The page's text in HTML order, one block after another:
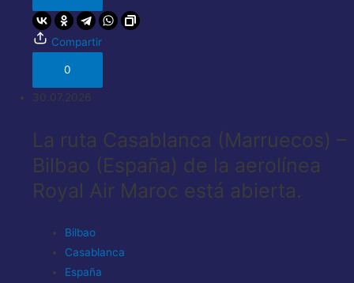
Compartir
0
30.07.2026
La ruta Casablanca (Marruecos) –
Bilbao (España) de la aerolínea
Royal Air Maroc está abierta.
Bilbao
Casablanca
España